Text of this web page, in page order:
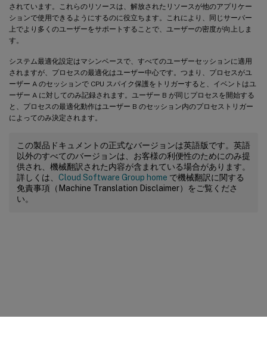
されています。これらのリソースは、解放されたリソースが他のアプリケー
ションで使用できるようにするのに役立ちます。これにより、同じサーバー
上でより多くのユーザーをサポートすることで、ユーザーの密度が向上しま
す。
システム最適化設定はマシンベースで、すべてのユーザーセッションに適用
されますが、プロセスの最適化はユーザー中心です。つまり、プロセスがユ
ーザー A のセッションで CPU スパイク保護をトリガーすると、イベントはユ
ーザー A に対してのみ記録されます。ユーザー B が同じプロセスを開始する
と、プロセスの最適化動作はユーザー B のセッション内のプロセストリガー
によってのみ決定されます。
この製品ドキュメントの正式なバージョンは英語版です。英語
以外のすべてのバージョンは、お客様の利便性のためにのみ提
供され、機械翻訳された内容が含まれている場合があります。
詳しくは、 Cloud Software Group home で機械翻訳に関する
免責事項（Machine Translation Disclaimer）をご覧くださ
い。